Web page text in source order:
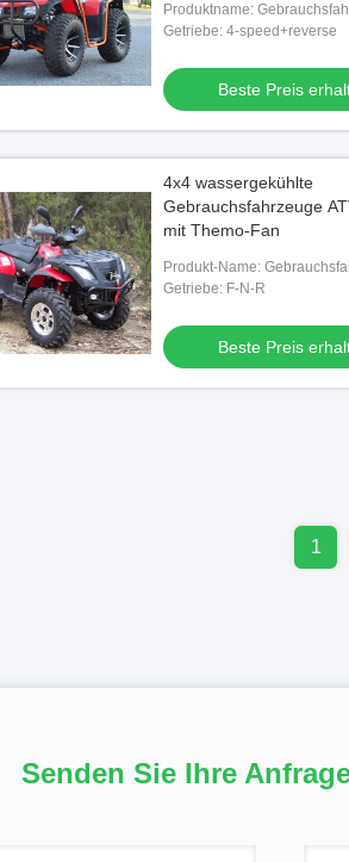
Produktname:
250cc atv
Getriebe: 4-speed+reverse
Beste Preis
4x4 wassergekühlte
Gebrauchsfahrzeuge
mit Themo-Fan
Produkt-Name:
400cc atv
Getriebe: F-N-R
Beste Preis
1
Senden Sie Ihre